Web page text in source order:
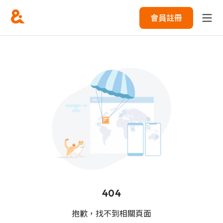
會員註冊
404
抱歉，找不到相關頁面